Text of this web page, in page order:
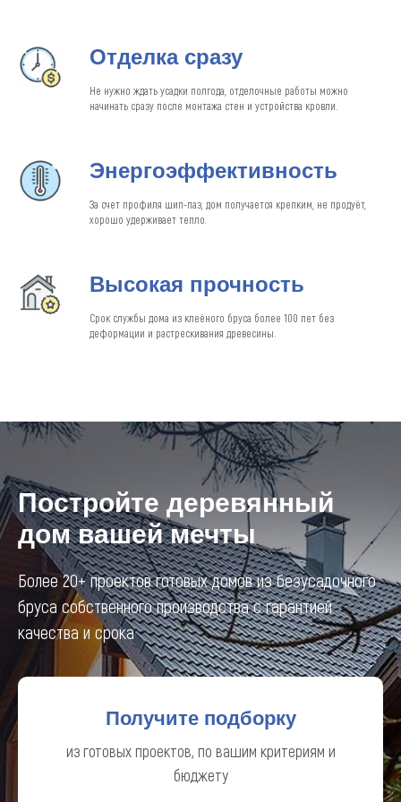
Отделка сразу
Не нужно ждать усадки полгода, отделочные работы можно
начинать сразу после монтажа стен и устройства кровли.
Энергоэффективность
За счет профиля шип-паз, дом получается крепким, не продуёт,
хорошо удерживает тепло.
Высокая прочность
Срок службы дома из клеёного бруса более 100 лет без
деформации и растрескивания древесины.
Постройте деревянный
домвашей мечты
Более 20+ проектов готовых домов из безусадочного
бруса собственного производства с гарантией
качества и срока
Получите подборку
из готовых проектов, по вашим критериям и
бюджету